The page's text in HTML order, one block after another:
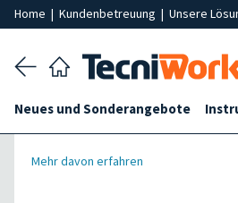
Home | Kundenbetreuung | Unsere
Neues und Sonderangebote
Mehr davon erfahren